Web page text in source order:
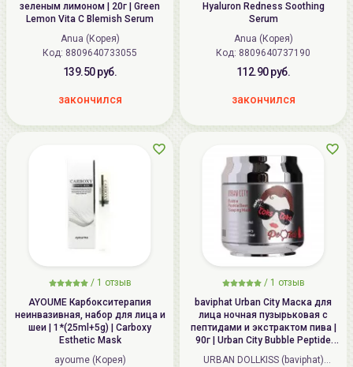
зеленым лимоном | 20г | Green
Lemon Vita C Blemish Serum
Anua (Корея)
Код: 8809640733055
139.50 руб.
закончился
Hyaluron Redness Soothing
Serum
Anua (Корея)
Код: 8809640737190
112.90 руб.
закончился
/ 1 отзыв
AYOUME Карбокситерапия
неинвазивная, набор для лица и
шеи | 1*(25ml+5g) | Carboxy
Esthetic Mask
ayoume (Корея)
/ 1 отзыв
baviphat Urban City Маска для
лица ночная пузырьковая с
пептидами и экстрактом пива |
90г | Urban City Bubble Peptide
Beer Sleeping Mask
URBAN DOLLKISS (baviphat)